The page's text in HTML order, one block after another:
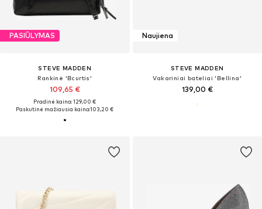
PASIŪLYMAS
STEVE MADDEN
Rankinė 'Bcurtis'
109,65 €
Pradinė kaina: 129,00 €
Paskutinė mažiausia kaina:103,20 €
Naujiena
STEVE MADDEN
Vakariniai bateliai 'Bellina'
139,00 €